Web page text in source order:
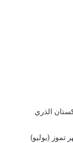
الذري
تموز (يوليو)